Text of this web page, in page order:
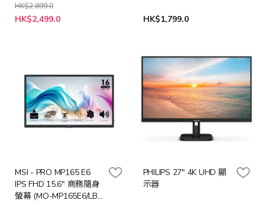
1200)、VESA
MediaSync、人體工學支
HK$2,899.0
特
殊
HK$2,499.0 HK$1,799.0
MSI - PRO MP165 E6
IPS FHD 15.6" 商務隨身
螢幕 (MO-MP165E6/LB-
PHILIPS 27" 4K UHD 顯
示器